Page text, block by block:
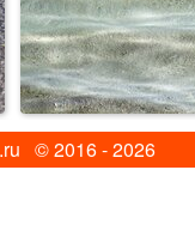
© 2016 - 2026